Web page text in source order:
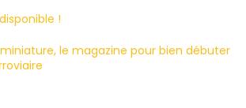
!
le magazine pour bien débuter